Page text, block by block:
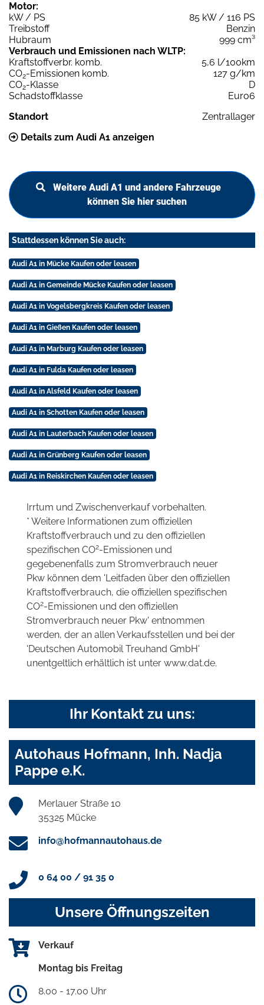
Motor:
kW / PS
85 kW / 116 PS
Treibstoff
Benzin
Hubraum
999 cm³
Verbrauch und Emissionen nach WLTP:
Kraftstoffverbr. komb.
5,6 l/100km
CO2-Emissionen komb.
127 g/km
CO2-Klasse
D
Schadstoffklasse
Euro6
Standort
Zentrallager
Details zum Audi A1 anzeigen
Weitere Audi A1 und andere Fahrzeuge
können Sie hier suchen
Stattdessen können Sie auch:
Audi A1 in Mücke Kaufen oder leasen
Audi A1 in Gemeinde Mücke Kaufen oder leasen
Audi A1 in Vogelsbergkreis Kaufen oder leasen
Audi A1 in Gießen Kaufen oder leasen
Audi A1 in Marburg Kaufen oder leasen
Audi A1 in Fulda Kaufen oder leasen
Audi A1 in Alsfeld Kaufen oder leasen
Audi A1 in Schotten Kaufen oder leasen
Audi A1 in Lauterbach Kaufen oder leasen
Audi A1 in Grünberg Kaufen oder leasen
Audi A1 in Reiskirchen Kaufen oder leasen
Irrtum und Zwischenverkauf vorbehalten.
* Weitere Informationen zum offiziellen
Kraftstoffverbrauch und zu den offiziellen
spezifischen CO2-Emissionen und
gegebenenfalls zum Stromverbrauch neuer
Pkw können dem 'Leitfaden über den offiziellen
Kraftstoffverbrauch, die offiziellen spezifischen
CO2-Emissionen und den offiziellen
Stromverbrauch neuer Pkw' entnommen
werden, der an allen Verkaufsstellen und bei der
'Deutschen Automobil Treuhand GmbH'
unentgeltlich erhältlich ist unter www.dat.de.
Ihr Kontakt zu uns:
Autohaus Hofmann, Inh. Nadja
Pappe e.K.
Merlauer Straße 10
35325 Mücke
info@hofmannautohaus.de
0 64 00 / 91 35 0
Unsere Öffnungszeiten
Verkauf
Montag bis Freitag
8.00 - 17.00 Uhr